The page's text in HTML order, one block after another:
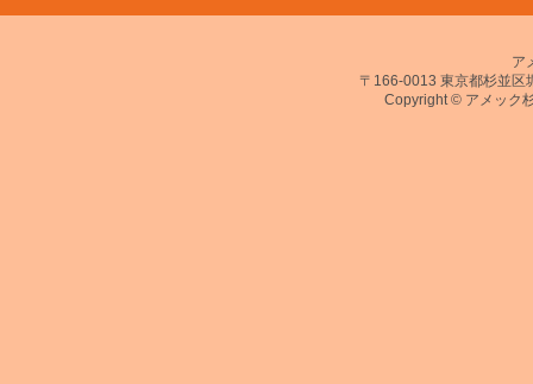
ア
〒166-0013 東京都杉並区
Copyright © アメック